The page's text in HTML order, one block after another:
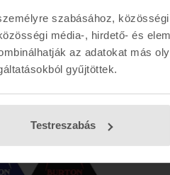
szabásához,
média-, hirdető- és
az adatokat más
gyűjtöttek.
Testreszabás